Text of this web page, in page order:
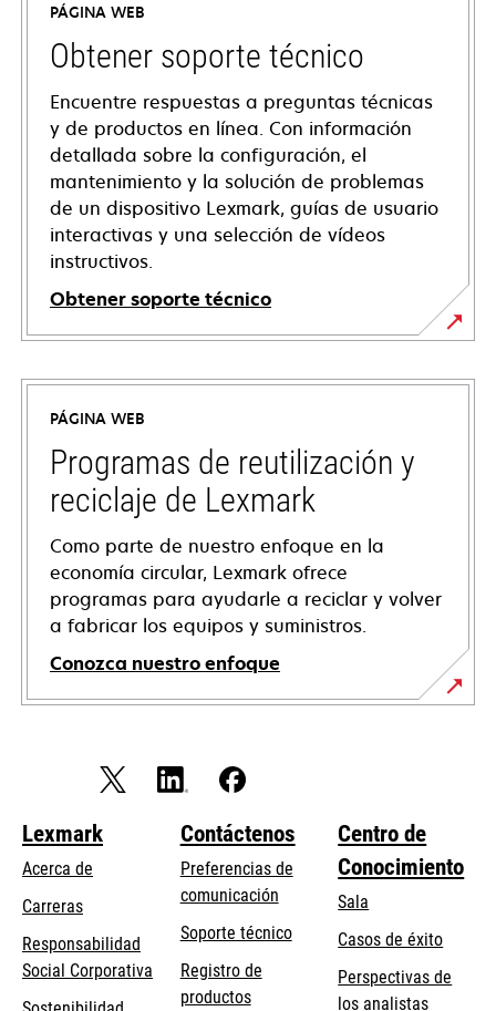
PÁGINA WEB
Obtener soporte técnico
Encuentre respuestas a preguntas técnicas
y de productos en línea. Con información
detallada sobre la configuración, el
mantenimiento y la solución de problemas
de un dispositivo Lexmark, guías de usuario
interactivas y una selección de vídeos
instructivos.
Obtener soporte técnico
se
abre
una
pestaña
nueva
PÁGINA WEB
Programas de reutilización y
reciclaje de Lexmark
Como parte de nuestro enfoque en la
economía circular, Lexmark ofrece
programas para ayudarle a reciclar y volver
a fabricar los equipos y suministros.
Conozca nuestro enfoque
Lexmark
Acerca de
Carreras
Responsabilidad
Social Corporativa
abre
Contáctenos
Preferencias de
comunicación
Soporte técnicose
Registro de
productos
Centro de
Conocimiento
Sala
Casos de éxito
Perspectivas de
los analistas